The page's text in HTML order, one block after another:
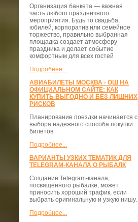
Организация банкета — важная
часть любого праздничного
мероприятия. Будь то свадьба,
юбилей, корпоратив или семейное
торжество, правильно выбранная
площадка создает атмосферу
праздника и делает событие
комфортным для всех гостей
Подробнее...
АВИАБИЛЕТЫ МОСКВА - ОШ НА
ОФИЦИАЛЬНОМ САЙТЕ: КАК
КУПИТЬ ВЫГОДНО И БЕЗ ЛИШНИХ
РИСКОВ
Планирование поездки начинается с
выбора надежного способа покупки
билетов.
Подробнее...
ВАРИАНТЫ УЗКИХ ТЕМАТИК ДЛЯ
TELEGRAM-КАНАЛА О РЫБАЛК
Создание Telegram-канала,
посвящённого рыбалке, может
приносить хороший трафик, если
выбрать оригинальную и узкую нишу.
Подробнее...